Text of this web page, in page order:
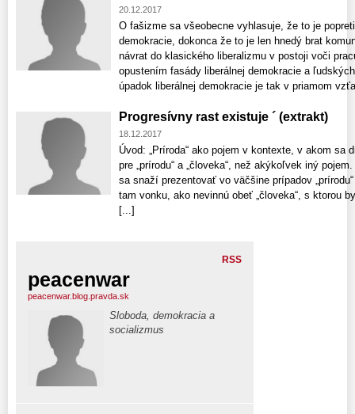
20.12.2017
O fašizme sa všeobecne vyhlasuje, že to je
demokracie, dokonca že to je len hnedý brat
návrat do klasického liberalizmu v postoji voči
opustením fasády liberálnej demokracie a
úpadok liberálnej demokracie je tak v priamom
Progresívny rast existuje ´ (extrakt)
18.12.2017
Úvod: „Príroda“ ako pojem v kontexte, v akom sa
pre „prírodu“ a „človeka“, než akýkoľvek iný
sa snaží prezentovať vo väčšine prípadov
tam vonku, ako nevinnú obeť „človeka“, s ktorou
[...]
RSS
peacenwar
peacenwar.blog.pravda.sk
Sloboda, demokracia a
socializmus